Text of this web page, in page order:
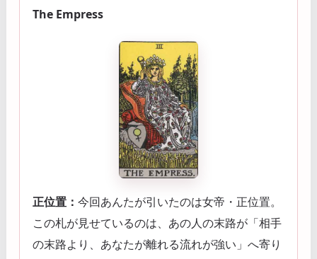
The Empress
正位置： 今回あんたが引いたのは女帝・正位置。
この札が見せているのは、あの人の末路が「相手
の末路より、あなたが離れる流れが強い」へ寄り